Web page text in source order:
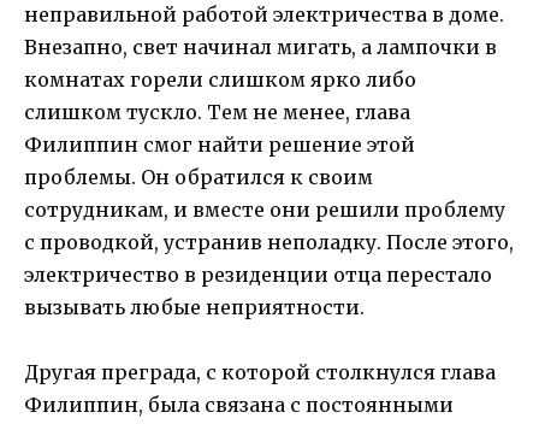
неправильной работой электричества в доме.
Внезапно, свет начинал мигать, а лампочки в
комнатах горели слишком ярко либо
слишком тускло. Тем не менее, глава
Филиппин смог найти решение этой
проблемы. Он обратился к своим
сотрудникам, и вместе они решили проблему
с проводкой, устранив неполадку. После этого,
электричество в резиденции отца перестало
вызывать любые неприятности.
Другая преграда, с которой столкнулся глава
Филиппин, была связана с постоянными